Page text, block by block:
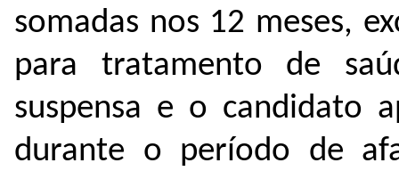
somadas nos 12 meses,
para tratamento de
suspensa e o candidato
durante o período de